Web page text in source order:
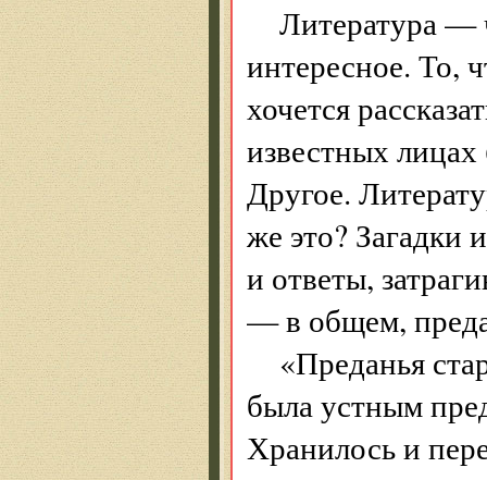
Литература —
интересное. То,
хочется
известных
Другое.
же это? Загадки
и ответы,
— в общем,
«Преданья
была устным
Хранилось и